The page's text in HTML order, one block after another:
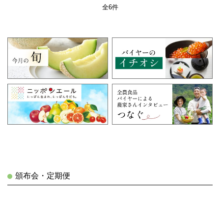
全6件
頒布会・定期便